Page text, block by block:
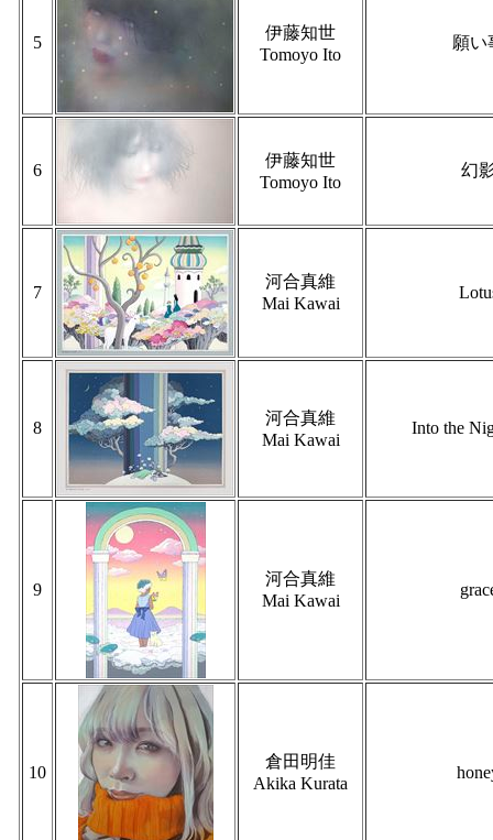
5
伊藤知世
Tomoyo Ito
願い
6
伊藤知世
Tomoyo Ito
幻
7
河合真維
Mai Kawai
8
河合真維
Mai Kawai
Into the
9
河合真維
Mai Kawai
10
倉田明佳
Akika Kurata